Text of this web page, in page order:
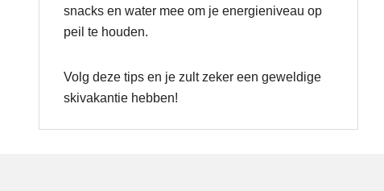
snacks en water mee om je energieniveau op
peil te houden.
Volg deze tips en je zult zeker een geweldige
skivakantie hebben!